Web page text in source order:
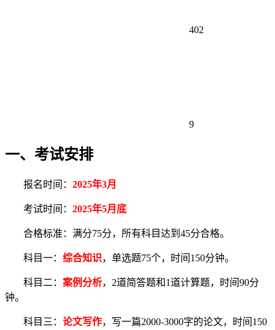
402
9
一、考试安排
报名时间： 2025年3月
考试时间： 2025年5月底
合格标准：满分75分，所有科目达到45分合格。
科目一： 综合知识，单选题75个，时间150分钟。
科目二： 案例分析，2道简答题和1道计算题，时间90分
钟。
科目三： 论文写作，写一篇2000-3000字的论文，时间150